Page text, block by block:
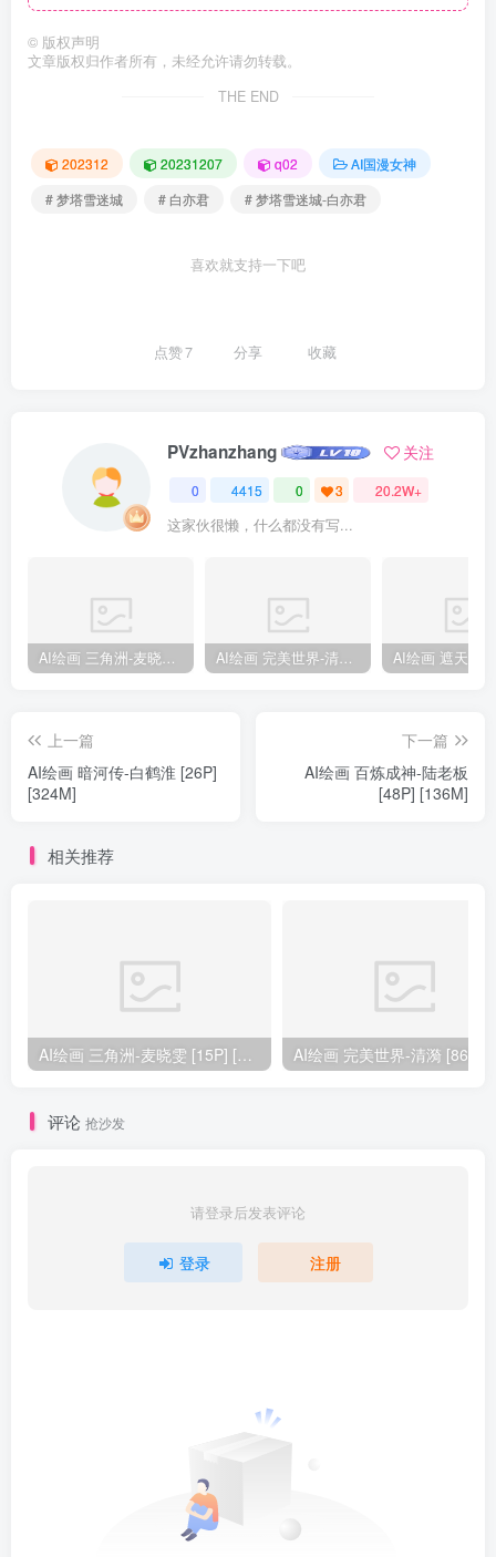
© 版权声明
文章版权归作者所有，未经允许请勿转载。
THE END
202312 20231207 q02
AI国漫女神
# 梦塔雪迷城
# 白亦君 # 梦塔雪迷城-白亦君
喜欢就支持一下吧
点赞7 分享 收藏
PVzhanzhang 关注
0 4415 0 3 20.2W+
这家伙很懒，什么都没有写...
AI绘画 三角洲-麦晓雯 [15P] [57M] AI绘画 完美世界-清漪 [86P] [1173M]
上一篇
AI绘画 暗河传-白鹤淮 [26P]
[324M]
下一篇
AI绘画 百炼成神-陆老板
[48P] [136M]
相关推荐
AI绘画 三角洲-麦晓雯 [15P] [57M]
评论 抢沙发
请登录后发表评论
登录 注册